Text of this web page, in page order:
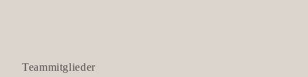
Teammitglieder